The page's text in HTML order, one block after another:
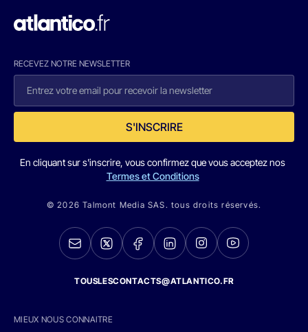
RECEVEZ NOTRE NEWSLETTER
S'INSCRIRE
En cliquant sur s'inscrire, vous confirmez que vous acceptez nos
Termes et Conditions
© 2026 Talmont Media SAS. tous droits réservés.
TOUSLESCONTACTS@ATLANTICO.FR
MIEUX NOUS CONNAITRE